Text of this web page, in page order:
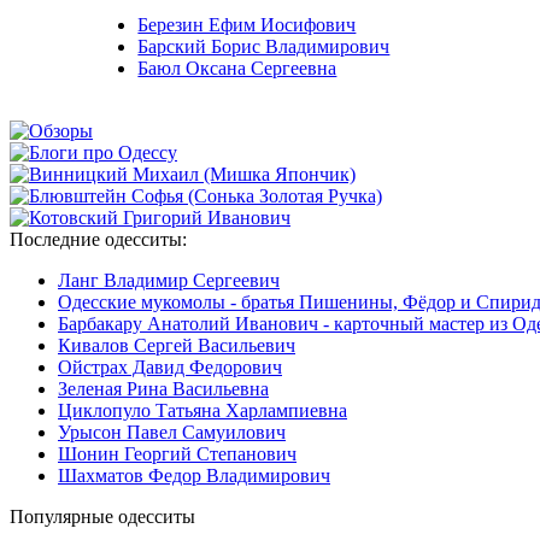
Березин Ефим Иосифович
Барский Борис Владимирович
Баюл Оксана Сергеевна
Последние одесситы:
Ланг Владимир Сергеевич
Одесские мукомолы - братья Пишенины, Фёдор и
Барбакару Анатолий Иванович - карточный мастер из
Кивалов Сергей Васильевич
Ойстрах Давид Федорович
Зеленая Рина Васильевна
Циклопуло Татьяна Харлампиевна
Урысон Павел Самуилович
Шонин Георгий Степанович
Шахматов Федор Владимирович
Популярные одесситы